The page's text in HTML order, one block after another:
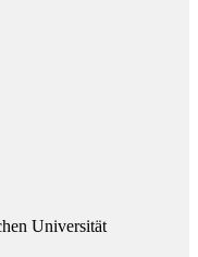
Universität